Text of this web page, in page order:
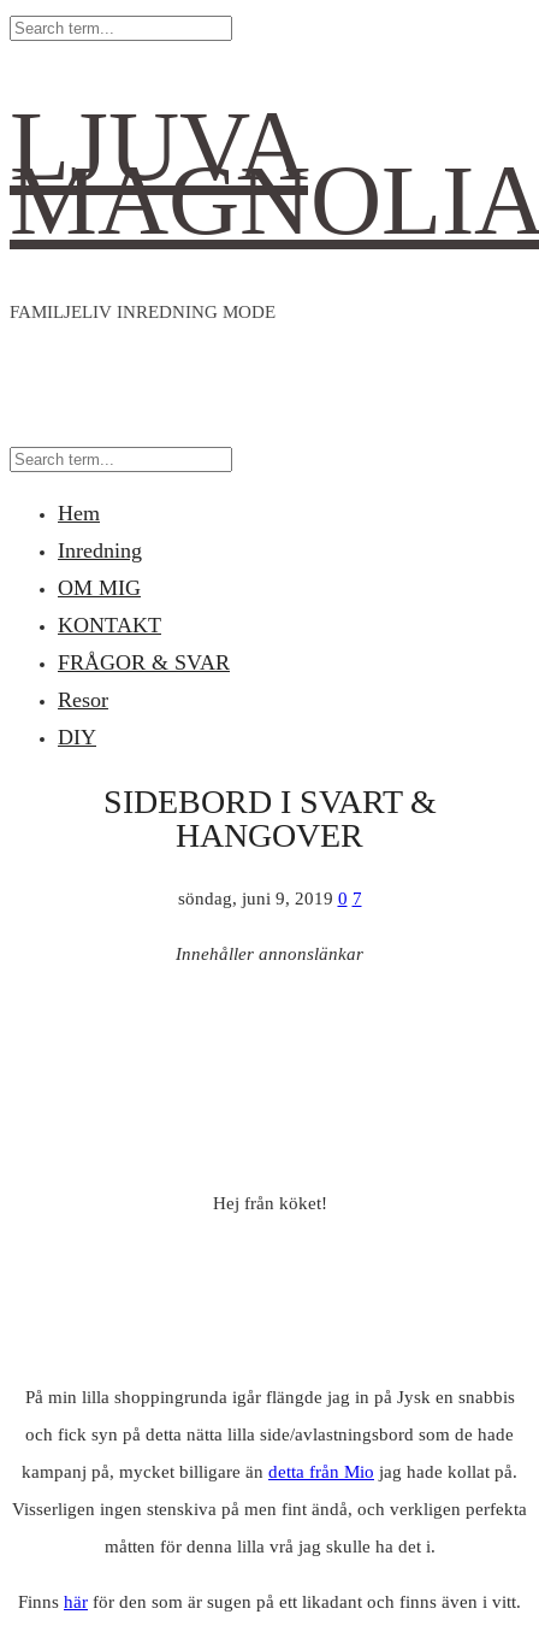
LJUVA
FAMILJELIV INREDNING MODE
Hem
Inredning
OM MIG
KONTAKT
FRÅGOR & SVAR
Resor
DIY
SIDEBORD I SVART &
HANGOVER
söndag, juni 9, 2019 0 7
Innehåller annonslänkar
Hej från köket!
På min lilla shoppingrunda igår flängde jag in på Jysk en snabbis
och fick syn på detta nätta lilla side/avlastningsbord som de hade
kampanj på, mycket billigare än detta från Mio jag hade kollat på.
Visserligen ingen stenskiva på men fint ändå, och verkligen perfekta
måtten för denna lilla vrå jag skulle ha det i.
Finns här för den som är sugen på ett likadant och finns även i vitt.